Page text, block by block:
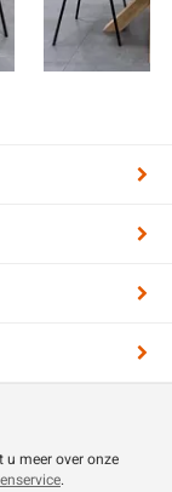
meer over onze
.